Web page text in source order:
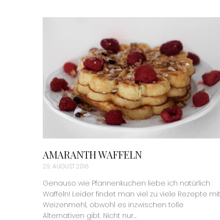
AMARANTH WAFFELN
29. AUGUST 2016
Genauso wie Pfannenkuchen liebe ich natürlich
Waffeln! Leider findet man viel zu viele Rezepte mit
Weizenmehl, obwohl es inzwischen tolle
Alternativen gibt. Nicht nur...